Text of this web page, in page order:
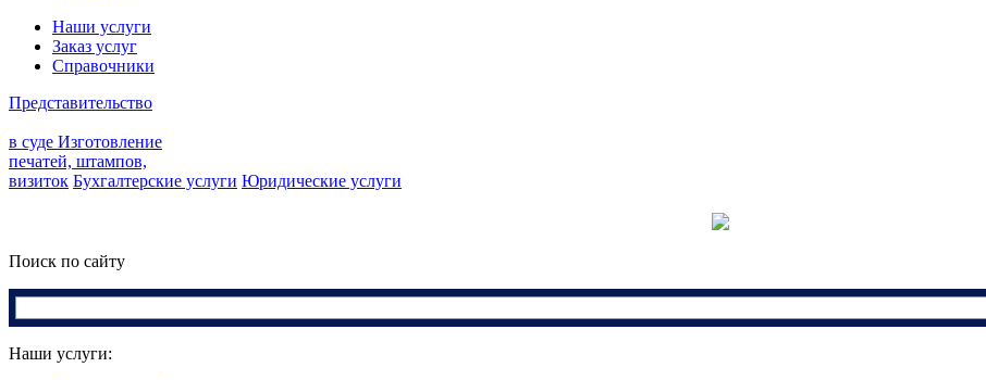
Наши услуги
Заказ услуг
Справочники
Представительство
в суде Изготовление
печатей, штампов,
визиток Бухгалтерские услуги Юридические услуги
Поиск по сайту
Наши услуги: